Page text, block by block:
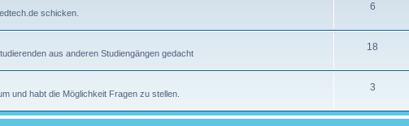
schicken.
6
aus anderen Studiengängen gedacht
18
und habt die Möglichkeit Fragen zu stellen.
3